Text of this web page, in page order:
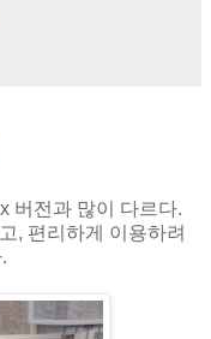
버전과 많이 다르다.
, 편리하게 이용하려